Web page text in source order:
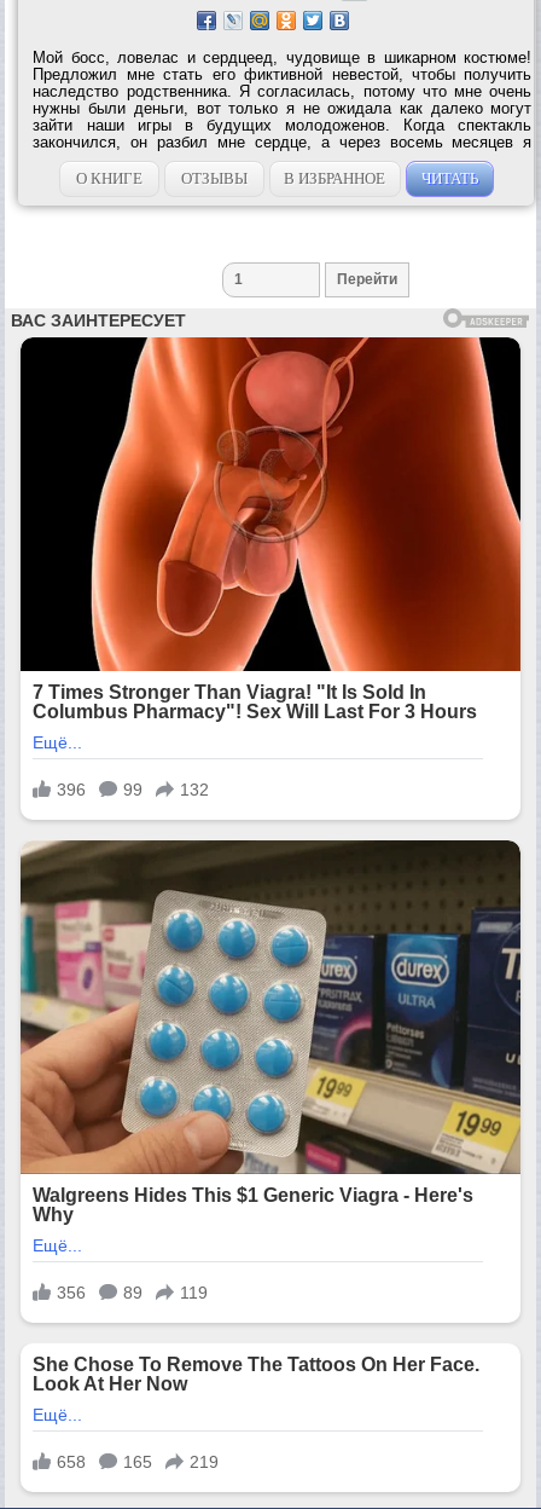
Мой босс, ловелас и сердцеед, чудовище в шикарном костюме!
Предложил мне стать его фиктивной невестой, чтобы получить
наследство родственника. Я согласилась, потому что мне очень
нужны были деньги, вот только я не ожидала как далеко могут
зайти наши игры в будущих молодоженов. Когда спектакль
закончился, он разбил мне сердце, а через восемь месяцев я
родила близнецов с его глазами…...
О КНИГЕ
ОТЗЫВЫ В ИЗБРАННОЕ ЧИТАТЬ